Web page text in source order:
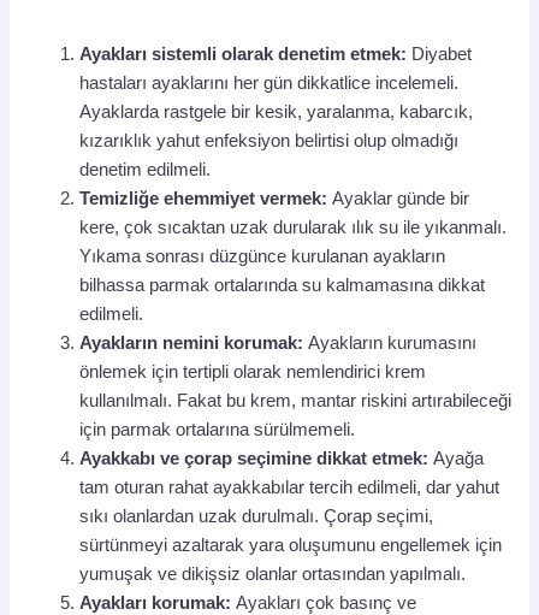
Ayakları sistemli olarak denetim etmek: Diyabet
hastaları ayaklarını her gün dikkatlice incelemeli.
Ayaklarda rastgele bir kesik, yaralanma, kabarcık,
kızarıklık yahut enfeksiyon belirtisi olup olmadığı
denetim edilmeli.
Temizliğe ehemmiyet vermek: Ayaklar günde bir
kere, çok sıcaktan uzak durularak ılık su ile yıkanmalı.
Yıkama sonrası düzgünce kurulanan ayakların
bilhassa parmak ortalarında su kalmamasına dikkat
edilmeli.
Ayakların nemini korumak: Ayakların kurumasını
önlemek için tertipli olarak nemlendirici krem
kullanılmalı. Fakat bu krem, mantar riskini artırabileceği
için parmak ortalarına sürülmemeli.
Ayakkabı ve çorap seçimine dikkat etmek: Ayağa
tam oturan rahat ayakkabılar tercih edilmeli, dar yahut
sıkı olanlardan uzak durulmalı. Çorap seçimi,
sürtünmeyi azaltarak yara oluşumunu engellemek için
yumuşak ve dikişsiz olanlar ortasından yapılmalı.
Ayakları korumak:Ayakları çok basınç ve